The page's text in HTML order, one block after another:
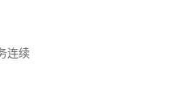
连续